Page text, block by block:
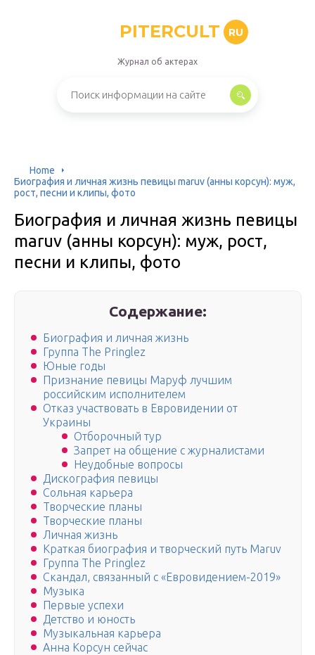
PITERCULT RU
Журнал об актерах
Home
Биография и личная жизнь певицы maruv (анны корсун): муж,
рост, песни и клипы, фото
Биография и личная жизнь певицы
maruv (анны корсун): муж, рост,
песни и клипы, фото
Содержание:
Биография и личная жизнь
Группа The Pringlez
Юные годы
Признание певицы Маруф лучшим
российским исполнителем
Отказ участвовать в Евровидении от
Украины
Отборочный тур
Запрет на общение с журналистами
Неудобные вопросы
Дискография певицы
Сольная карьера
Творческие планы
Творческие планы
Личная жизнь
Краткая биография и творческий путь Мaruv
Группа The Pringlez
Скандал, связанный с «Евровидением-2019»
Музыка
Первые успехи
Детство и юность
Музыкальная карьера
Анна Корсун сейчас